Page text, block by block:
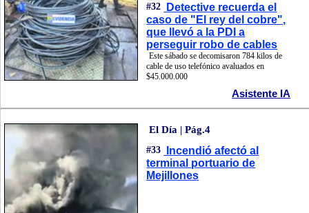
#32
Detective recuerda el
caso de "El rey del cobre",
que llevó a la PDI a
perseguir robo de cables
Este sábado se decomisaron 784 kilos de
cable de uso telefónico avaluados en
$45.000.000
Asistente IA
El Día | Pág.4
#33
Incendió afectó al
terminal portuario de
Mejillones